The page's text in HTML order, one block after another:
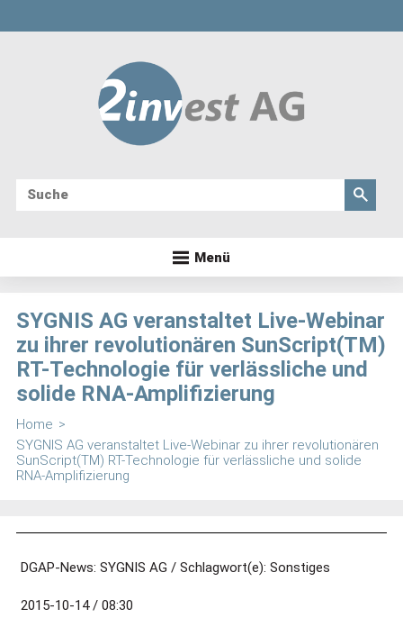
Menü
SYGNIS AG veranstaltet Live-Webinar
zu ihrer revolutionären SunScript(TM)
RT-Technologie für verlässliche und
solide RNA-Amplifizierung
Home >
SYGNIS AG veranstaltet Live-Webinar zu ihrer revolutionären
SunScript(TM) RT-Technologie für verlässliche und solide
RNA-Amplifizierung
DGAP-News: SYGNIS AG / Schlagwort(e): Sonstiges
2015-10-14 / 08:30